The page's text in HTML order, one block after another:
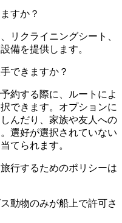
すか？
リクライニングシート、
備を提供します。
できますか？
約する際に、ルートによ
できます。オプションに
んだり、家族や友人への
選好が選択されていない
てられます。
行するためのポリシーは
動物のみが船上で許可さ